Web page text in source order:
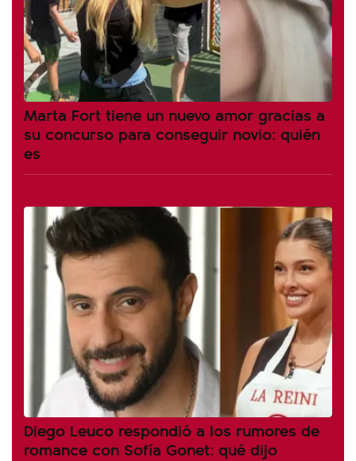
Marta Fort tiene un nuevo amor gracias a
su concurso para conseguir novio: quién
es
Diego Leuco respondió a los rumores de
romance con Sofía Gonet: qué dijo